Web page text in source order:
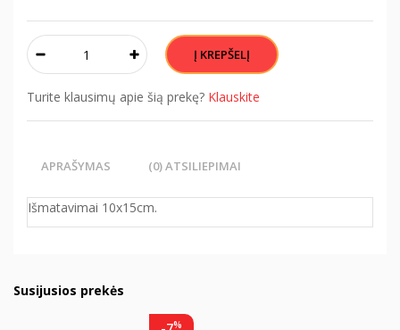
Turite klausimų apie šią prekę? Klauskite
APRAŠYMAS (0) ATSILIEPIMAI
Išmatavimai 10x15cm.
Susijusios prekės
%